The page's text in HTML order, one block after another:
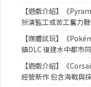
【遊戲介紹】《
扮演監工或苦工奮力
【媒體試玩】《
鎮DLC 復建水中都市
【遊戲介紹】《
經營新作 包含海戰與